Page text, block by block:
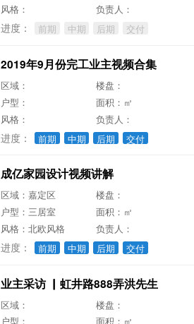
风格：
负责人：
进度： 前期 中期 后期 交付
2019年9月份完工业主视频合集
区域：
楼盘：
户型：
面积：㎡
风格：
负责人：
进度： 前期 中期 后期 交付
成亿家园设计视频讲解
区域：嘉定区
楼盘：
户型：三居室
面积：㎡
风格：北欧风格
负责人：
进度： 前期 中期 后期 交付
业主采访 ▏虹井路888弄洪先生
区域：
楼盘：
户型：
面积：㎡